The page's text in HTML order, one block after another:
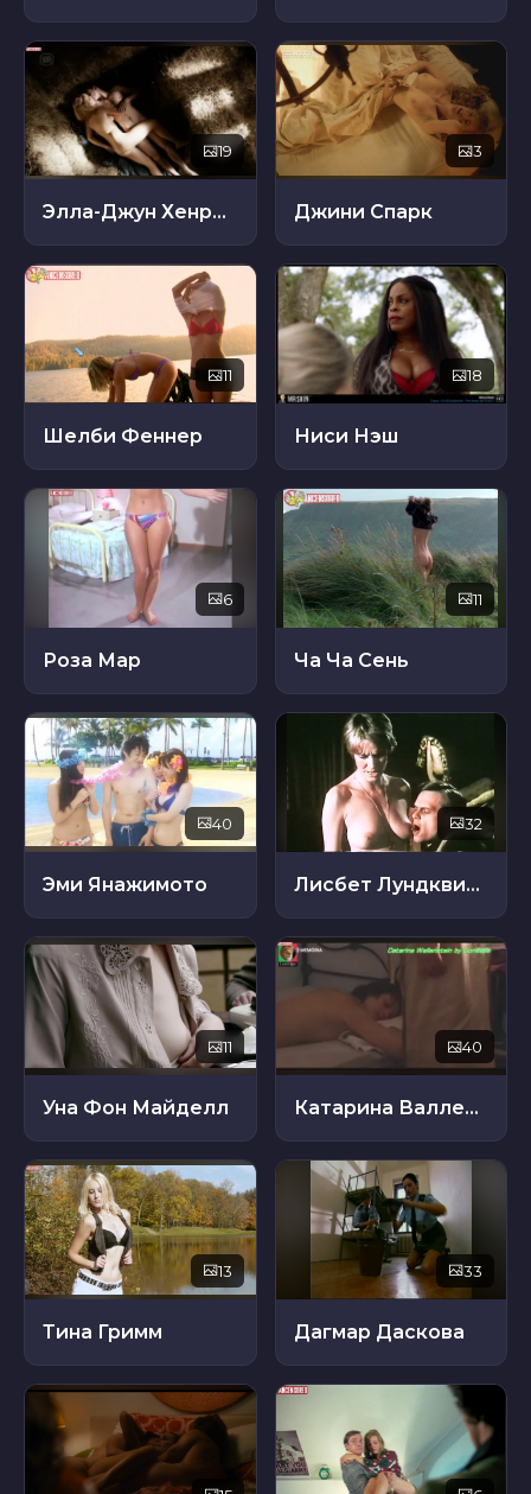
19
Элла-Джун Хенрард
3
Джини Спарк
11
Шелби Феннер
18
Ниси Нэш
6
Роза Мар
11
Ча Ча Сень
40
Эми Янажимото
32
Лисбет Лундквист
11
Уна Фон Майделл
40
Катарина Валленштейн
13
Тина Гримм
33
Дагмар Даскова